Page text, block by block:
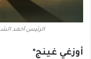
الرئيس أحمد
أوزغي غينج*